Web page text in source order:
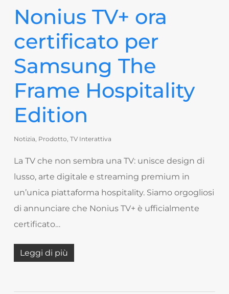
Nonius TV+ ora
certificato per
Samsung The
Frame Hospitality
Edition
Notizia, Prodotto, TV Interattiva
La TV che non sembra una TV: unisce design di
lusso, arte digitale e streaming premium in
un’unica piattaforma hospitality. Siamo orgogliosi
di annunciare che Nonius TV+ è ufficialmente
certificato…
Leggi di più